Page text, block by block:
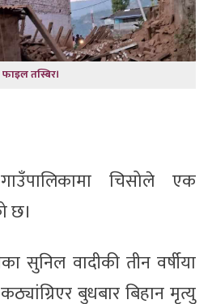
फाइल तस्बिर।
चिसोले एक
छ।
सुनिल वादीकी तीन वर्षीया
बुधबार बिहान मृत्यु